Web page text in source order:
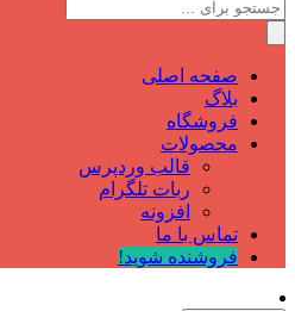
صفحه اصلی
بلاگ
فروشگاه
محصولات
قالب وردپرس
ربات تلگرام
افزونه
تماس با ما
فروشنده شوید!